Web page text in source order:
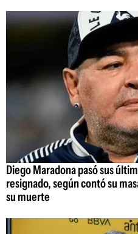
Diego Maradona pasó sus
resignado, según contó su
su muerte